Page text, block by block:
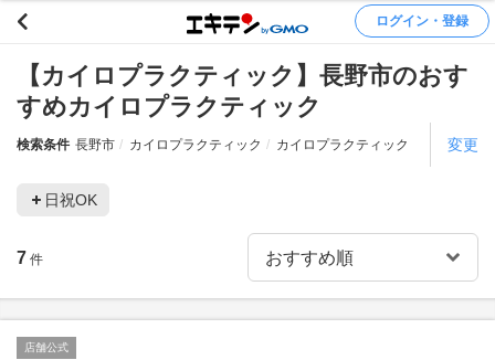
ログイン・登録
【カイロプラクティック】長野市のおす
すめカイロプラクティック
検索条件 長野市 カイロプラクティック カイロプラクティック 変更
日祝OK
7 件
店舗公式